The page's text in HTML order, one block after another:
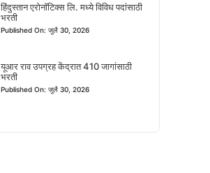
हिंदुस्तान एरोनॉटिक्स लि. मध्ये विविध पदांसाठी
भरती
Published On: जुलै 30, 2026
यूआर राव उपग्रह केंद्रात 410 जागांसाठी
भरती
Published On: जुलै 30, 2026